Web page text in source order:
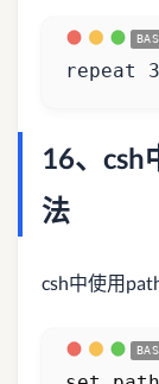
repeat 3
16、csh
法
csh中使用